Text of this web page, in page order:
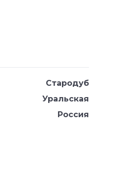
Стародуб
Уральская
Россия